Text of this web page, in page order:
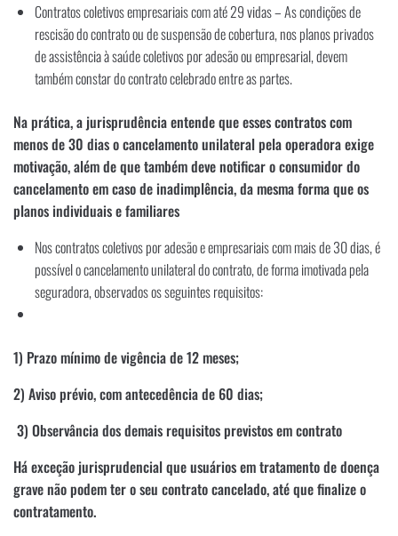
Contratos coletivos empresariais com até 29 vidas – As condições de
rescisão do contrato ou de suspensão de cobertura, nos planos privados
de assistência à saúde coletivos por adesão ou empresarial, devem
também constar do contrato celebrado entre as partes.
Na prática, a jurisprudência entende que esses contratos com
menos de 30 dias o cancelamento unilateral pela operadora exige
motivação, além de que também deve notificar o consumidor do
cancelamento em caso de inadimplência, da mesma forma que os
planos individuais e familiares
Nos contratos coletivos por adesão e empresariais com mais de 30 dias, é
possível o cancelamento unilateral do contrato, de forma imotivada pela
seguradora, observados os seguintes requisitos:
1) Prazo mínimo de vigência de 12 meses;
2) Aviso prévio, com antecedência de 60 dias;
3) Observância dos demais requisitos previstos em contrato
Há exceção jurisprudencial que usuários em tratamento de doença
grave não podem ter o seu contrato cancelado, até que finalize o
contratamento.